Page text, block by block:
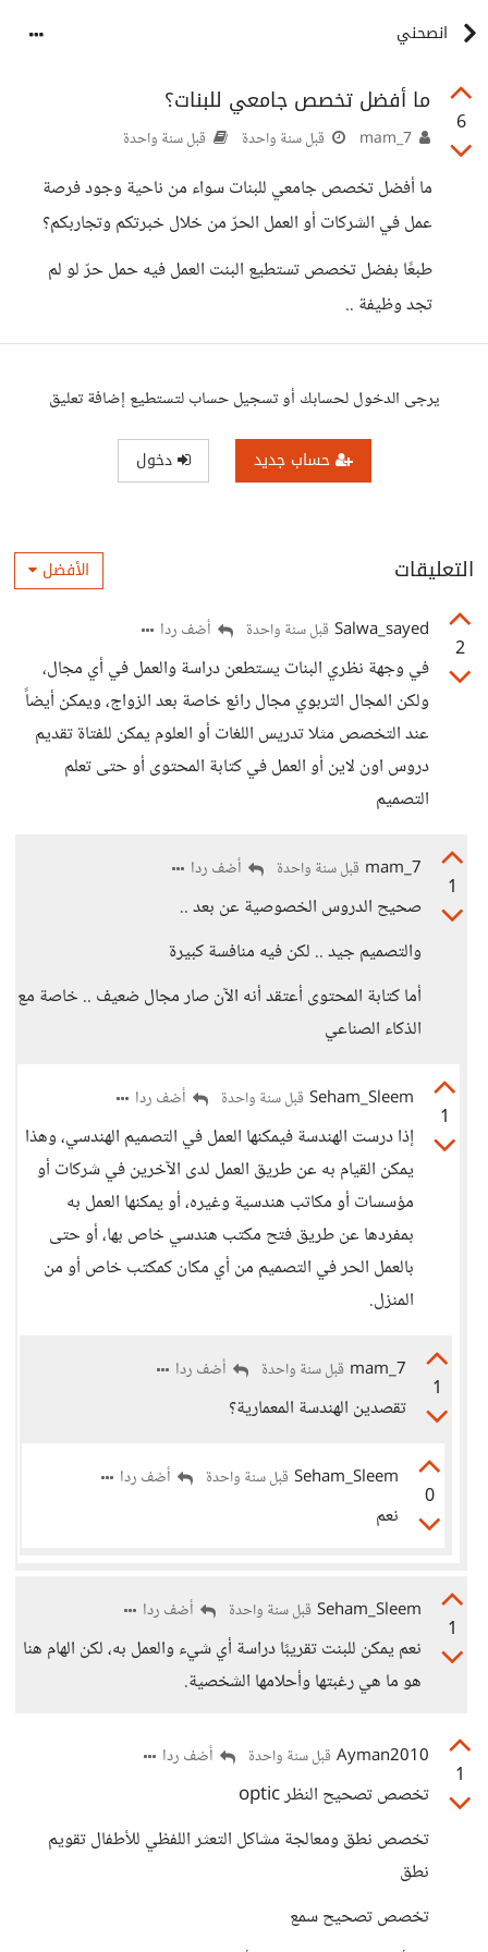
انصحني
6
ما أفضل تخصص جامعي للبنات؟
قبل سنة واحدة قبل سنة واحدة
ما أفضل تخصص جامعي للبنات سواء من ناحية وجود فرصة
عمل في الشركات أو العمل الحرّ من خلال خبرتكم وتجاربكم؟
طبعًا بفضل تخصص تستطيع البنت العمل فيه حمل حرّ لو لم
تجد وظيفة ..
يرجى الدخول لحسابك أو تسجيل حساب لتستطيع إضافة تعليق
حساب جديد دخول
التعليقات الأفضل
2
Salwa_sayed قبل سنة واحدة أضف ردا
في وجهة نظري البنات يستطعن دراسة والعمل في أي مجال،
ولكن المجال التربوي مجال رائع خاصة بعد الزواج، ويمكن أيضاً
عند التخصص مثلا تدريس اللغات أو العلوم يمكن للفتاة تقديم
دروس اون لاين أو العمل في كتابة المحتوى أو حتى تعلم
التصميم
1
mam_7 قبل سنة واحدة أضف ردا
صحيح الدروس الخصوصية عن بعد ..
والتصميم جيد .. لكن فيه منافسة كبيرة
أما كتابة المحتوى أعتقد أنه الآن صار مجال ضعيف .. خاصة مع
الذكاء الصناعي
1
Seham_Sleem قبل سنة واحدة أضف ردا
إذا درست الهندسة فيمكنها العمل في التصميم الهندسي، وهذا
يمكن القيام به عن طريق العمل لدى الآخرين في شركات أو
مؤسسات أو مكاتب هندسية وغيره، أو يمكنها العمل به
بمفردها عن طريق فتح مكتب هندسي خاص بها، أو حتى
بالعمل الحر في التصميم من أي مكان كمكتب خاص أو من
المنزل.
1
mam_7 قبل سنة واحدة أضف ردا
تقصدين الهندسة المعمارية؟
0
Seham_Sleem قبل سنة واحدة أضف ردا
نعم
1
Seham_Sleem قبل سنة واحدة أضف ردا
نعم يمكن للبنت تقريبًا دراسة أي شيء والعمل به، لكن الهام هنا
هو ما هي رغبتها وأحلامها الشخصية.
1
Ayman2010 قبل سنة واحدة أضف ردا
تخصص تصحيح النظر optic
تخصص نطق ومعالجة مشاكل التعثر اللفظي للأطفال تقويم
نطق
تخصص تصحيح سمع